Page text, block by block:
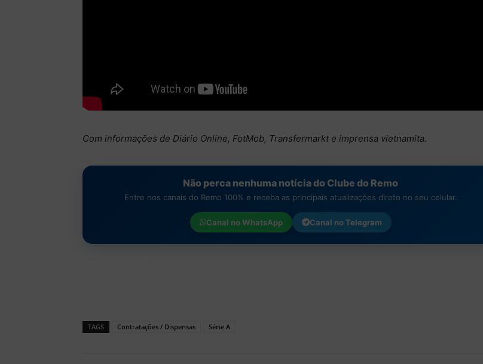
Com informações de Diário Online, FotMob, Transfermarkt e imprensa vietnamita.
Não perca nenhuma notícia do Clube do Remo
Entre nos canais do Remo 100% e receba as principais atualizações direto no seu celular.
Canal noWhatsApp Canal noTelegram
TAGS Contratações / Dispensas Série A